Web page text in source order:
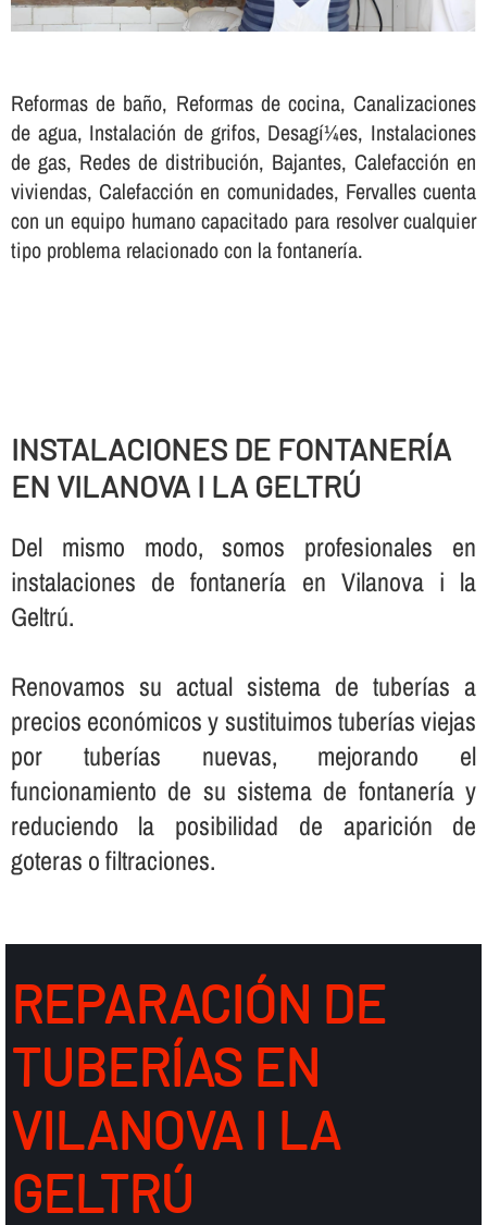
Reformas de baño, Reformas de cocina, Canalizaciones
de agua, Instalación de grifos, Desagí¼es, Instalaciones
de gas, Redes de distribución, Bajantes, Calefacción en
viviendas, Calefacción en comunidades, Fervalles cuenta
con un equipo humano capacitado para resolver cualquier
tipo problema relacionado con la fontanerí­a.
INSTALACIONES DE FONTANERÍ­A
EN VILANOVA I LA GELTRÚ
Del mismo modo, somos profesionales en
instalaciones de fontanerí­a en Vilanova i la
Geltrú.
Renovamos su actual sistema de tuberí­as a
precios económicos y sustituimos tuberí­as viejas
por tuberí­as nuevas, mejorando el
funcionamiento de su sistema de fontanerí­a y
reduciendo la posibilidad de aparición de
goteras o filtraciones.
REPARACIÓN DE
TUBERÍ­AS EN
VILANOVA I LA
GELTRÚ